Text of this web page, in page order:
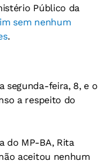
Público da
sem nenhum
.
segunda-feira, 8, e o
a respeito do
do MP-BA, Rita
aceitou nenhum